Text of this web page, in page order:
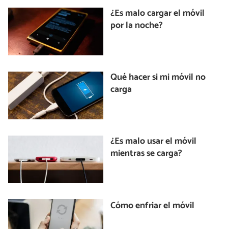
¿Es malo cargar el móvil
por la noche?
Qué hacer si mi móvil no
carga
¿Es malo usar el móvil
mientras se carga?
Cómo enfriar el móvil